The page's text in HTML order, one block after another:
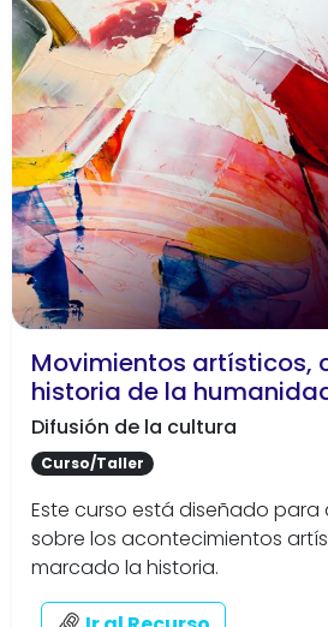
Movimientos artísticos,
historia de la
Difusión de la cultura
Curso/Taller
Este curso está diseñado para
sobre los acontecimientos
marcado la historia.